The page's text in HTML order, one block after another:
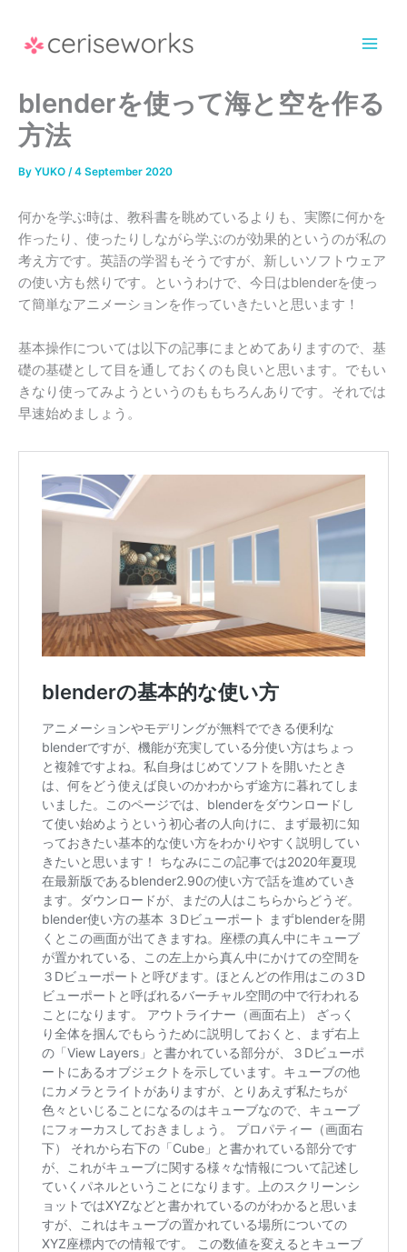
content
blenderを使って海と空を作る
方法
By YUKO /4 September 2020
何かを学ぶ時は、教科書を眺めているよりも、実際に何かを
作ったり、使ったりしながら学ぶのが効果的というのが私の
考え方です。英語の学習もそうですが、新しいソフトウェア
の使い方も然りです。というわけで、今日はblenderを使っ
て簡単なアニメーションを作っていきたいと思います！
基本操作については以下の記事にまとめてありますので、基
礎の基礎として目を通しておくのも良いと思います。でもい
きなり使ってみようというのももちろんありです。それでは
早速始めましょう。